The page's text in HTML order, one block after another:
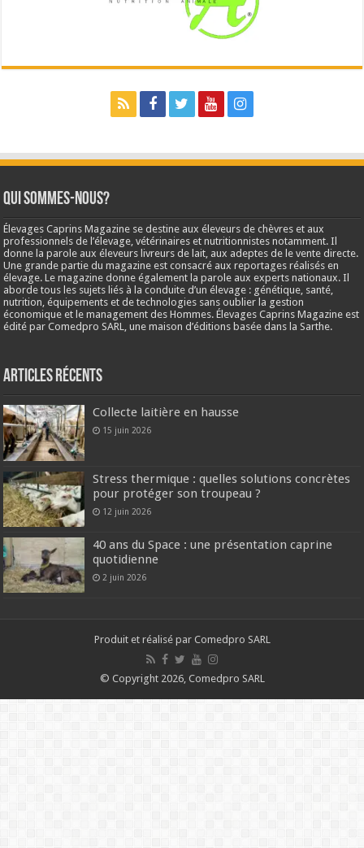
Qui sommes-nous?
Élevages Caprins Magazine se destine aux éleveurs de chèvres et aux
professionnels de l’élevage, vétérinaires et nutritionnistes notamment. Il
donne la parole aux éleveurs livreurs de lait, aux adeptes de le vente directe.
Une grande partie du magazine est consacré aux reportages réalisés en
élevage. Le magazine donne également la parole aux experts nationaux. Il
aborde tous les sujets liés à la conduite d’un élevage : génétique, santé,
nutrition, équipements et de technologies sans oublier la gestion
économique et le management des Hommes. Élevages Caprins Magazine est
édité par Comedpro SARL, une maison d’éditions basée dans la Sarthe.
Articles récents
Collecte laitière en hausse
15 juin 2026
Stress thermique : quelles solutions concrètes
pour protéger son troupeau ?
12 juin 2026
40 ans du Space : une présentation caprine
quotidienne
2 juin 2026
Produit et réalisé par Comedpro SARL
© Copyright 2026, Comedpro SARL